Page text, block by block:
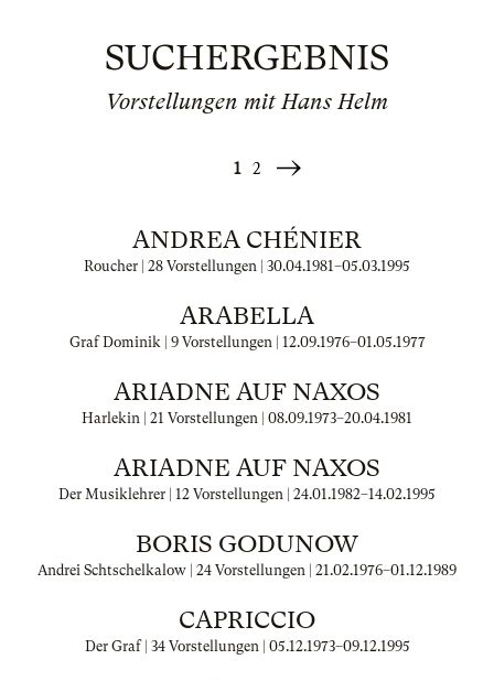
SUCHERGEBNIS
Vorstellungen mit Hans Helm
1 2
Weiter
ANDREA CHÉNIER
Roucher | 28 Vorstellungen | 30.04.1981–05.03.1995
ARABELLA
Graf Dominik | 9 Vorstellungen | 12.09.1976–01.05.1977
ARIADNE AUF NAXOS
Harlekin | 21 Vorstellungen | 08.09.1973–20.04.1981
ARIADNE AUF NAXOS
Der Musiklehrer | 12 Vorstellungen | 24.01.1982–14.02.1995
BORIS GODUNOW
Andrei Schtschelkalow | 24 Vorstellungen | 21.02.1976–01.12.1989
CAPRICCIO
Der Graf | 34 Vorstellungen | 05.12.1973–09.12.1995